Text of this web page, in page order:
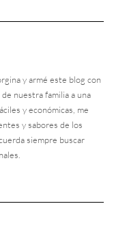
y armé este blog con
nuestra familia a una
y económicas, me
y sabores de los
siempre buscar